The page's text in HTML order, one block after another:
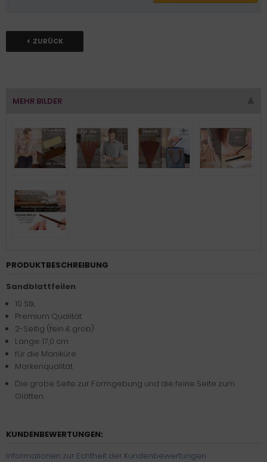
ZURÜCK
MEHR BILDER
PRODUKTBESCHREIBUNG
Sandblattfeilen
10 Stk.
Premium Qualität
2-Seitig (fein & grob)
Länge: 17,0 cm
für die Maniküre
Markenqualität
Die grobe Seite zur Formgebung und die feine Seite zum
Glätten.
KUNDENBEWERTUNGEN:
Informationen zur Echtheit der Kundenbewertungen